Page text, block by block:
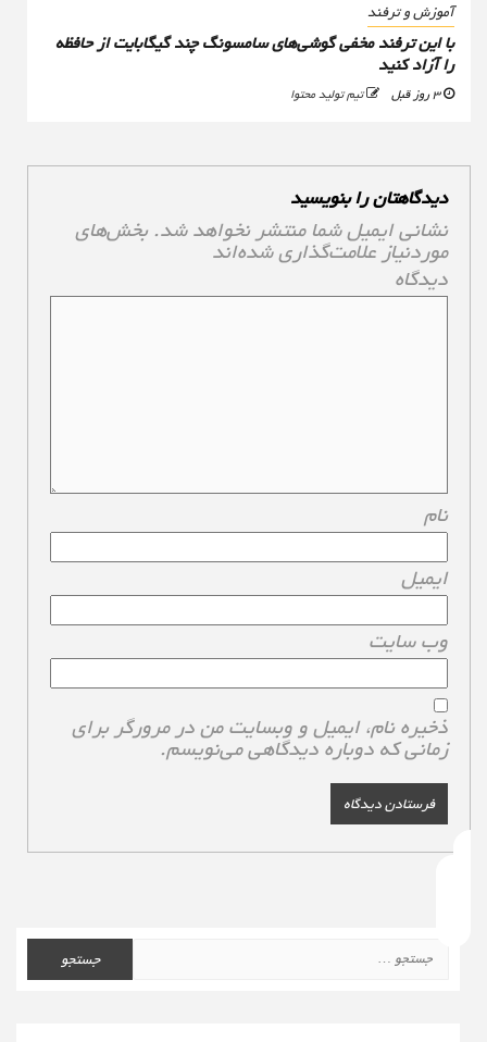
آموزش و ترفند
با این ترفند مخفی گوشی‌های سامسونگ چند گیگابایت از حافظه
را آزاد کنید
تیم تولید محتوا
دیدگاهتان را بنویسید
نشانی ایمیل شما منتشر نخواهد شد.بخش‌های
موردنیاز علامت‌گذاری شده‌اند*
دیدگاه*
نام*
ایمیل*
وب‌ سایت
ذخیره نام، ایمیل و وبسایت من در مرورگر برای
زمانی که دوباره دیدگاهی می‌نویسم.
جستجو
برای: